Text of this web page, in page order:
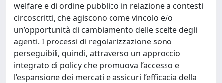
welfare e di ordine pubblico in relazione a contesti
circoscritti, che agiscono come vincolo e/o
un’opportunità di cambiamento delle scelte degli
agenti. I processi di regolarizzazione sono
perseguibili, quindi, attraverso un approccio
integrato di policy che promuova l’accesso e
l’espansione dei mercati e assicuri l’efficacia della